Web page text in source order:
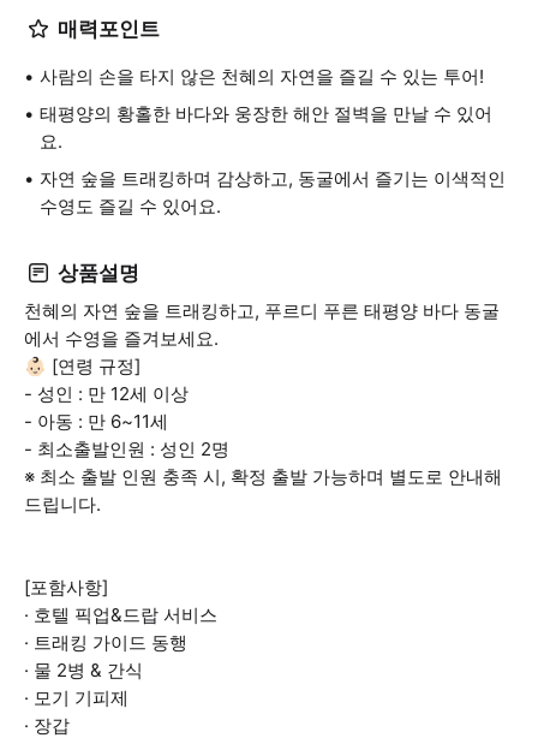
매력포인트
사람의 손을 타지 않은 천혜의 자연을 즐길 수 있는 투어!
태평양의 황홀한 바다와 웅장한 해안 절벽을 만날 수 있어
요.
자연 숲을 트래킹하며 감상하고, 동굴에서 즐기는 이색적인
수영도 즐길 수 있어요.
상품설명
천혜의 자연 숲을 트래킹하고, 푸르디 푸른 태평양 바다 동굴
에서 수영을 즐겨보세요.
👶🏻 [연령 규정]
- 성인 : 만 12세 이상
- 아동 : 만 6~11세
- 최소출발인원 : 성인 2명
※ 최소 출발 인원 충족 시, 확정 출발 가능하며 별도로 안내해
드립니다.
[포함사항]
· 호텔 픽업&드랍 서비스
· 트래킹 가이드 동행
· 물 2병 & 간식
· 모기 기피제
· 장갑